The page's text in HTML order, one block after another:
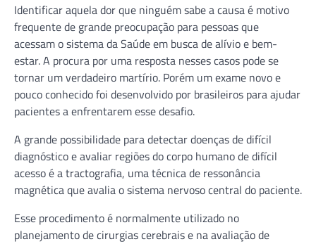
Identificar aquela dor que ninguém sabe a causa é motivo
frequente de grande preocupação para pessoas que
acessam o sistema da Saúde em busca de alívio e bem-
estar. A procura por uma resposta nesses casos pode se
tornar um verdadeiro martírio. Porém um exame novo e
pouco conhecido foi desenvolvido por brasileiros para ajudar
pacientes a enfrentarem esse desafio.
A grande possibilidade para detectar doenças de difícil
diagnóstico e avaliar regiões do corpo humano de difícil
acesso é a tractografia, uma técnica de ressonância
magnética que avalia o sistema nervoso central do paciente.
Esse procedimento é normalmente utilizado no
planejamento de cirurgias cerebrais e na avaliação de